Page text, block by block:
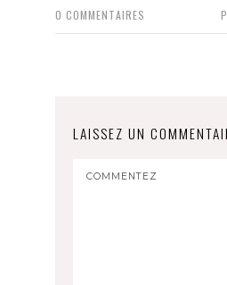
0 COMMENTAIRES
LAISSEZ UN